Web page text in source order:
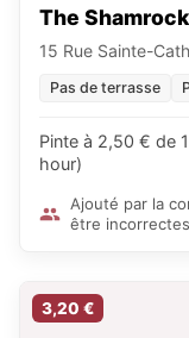
The Shamrock
15 Rue Sainte-
Pas de terrasse
Pinte à 2,50 € de
hour)
Ajouté par la
être incorrectes
3,20 €